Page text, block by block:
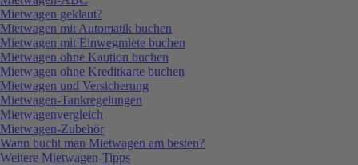
Mietwagen geklaut?
Mietwagen mit Automatik buchen
Mietwagen mit Einwegmiete buchen
Mietwagen ohne Kaution buchen
Mietwagen ohne Kreditkarte buchen
Mietwagen und Versicherung
Mietwagen-Tankregelungen
Mietwagenvergleich
Mietwagen-Zubehör
Wann bucht man Mietwagen am besten?
Weitere Mietwagen-Tipps